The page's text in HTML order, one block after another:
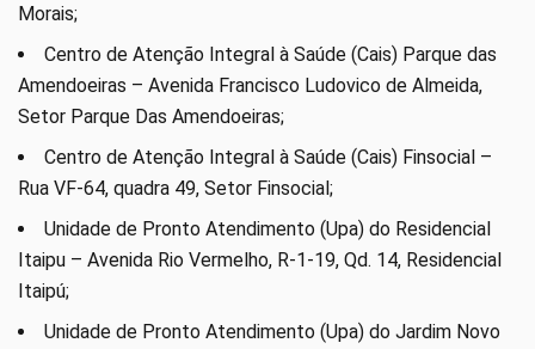
Morais;
Centro de Atenção Integral à Saúde (Cais) Parque das
Amendoeiras – Avenida Francisco Ludovico de Almeida,
Setor Parque Das Amendoeiras;
Centro de Atenção Integral à Saúde (Cais) Finsocial –
Rua VF-64, quadra 49, Setor Finsocial;
Unidade de Pronto Atendimento (Upa) do Residencial
Itaipu – Avenida Rio Vermelho, R-1-19, Qd. 14, Residencial
Itaipú;
Unidade de Pronto Atendimento (Upa) do Jardim Novo